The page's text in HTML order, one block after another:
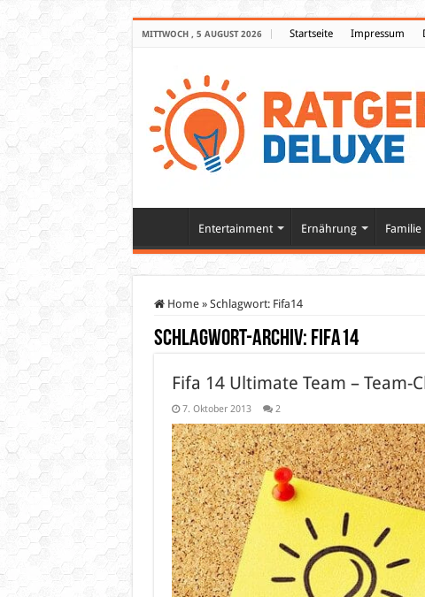
MITTWOCH , 5 AUGUST 2026 Startseite Impressum
Entertainment Ernährung Familie
Home » Schlagwort: Fifa14
Schlagwort-Archiv: Fifa14
Fifa 14 Ultimate Team – Team-
7. Oktober 2013 2